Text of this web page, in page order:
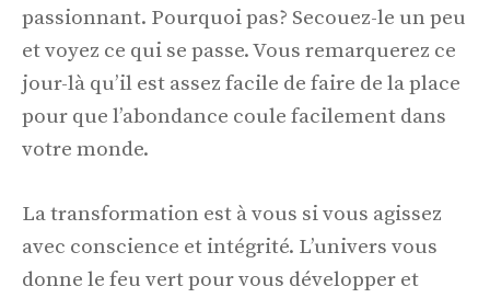
passionnant. Pourquoi pas? Secouez-le un peu
et voyez ce qui se passe. Vous remarquerez ce
jour-là qu’il est assez facile de faire de la place
pour que l’abondance coule facilement dans
votre monde.
La transformation est à vous si vous agissez
avec conscience et intégrité. L’univers vous
donne le feu vert pour vous développer et